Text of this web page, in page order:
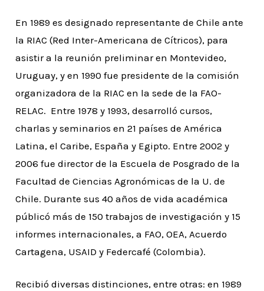
En 1989 es designado representante de Chile ante
la RIAC (Red Inter-Americana de Cítricos), para
asistir a la reunión preliminar en Montevideo,
Uruguay, y en 1990 fue presidente de la comisión
organizadora de la RIAC en la sede de la FAO-
RELAC. Entre 1978 y 1993, desarrolló cursos,
charlas y seminarios en 21 países de América
Latina, el Caribe, España y Egipto. Entre 2002 y
2006 fue director de la Escuela de Posgrado de la
Facultad de Ciencias Agronómicas de la U. de
Chile. Durante sus 40 años de vida académica
públicó más de 150 trabajos de investigación y 15
informes internacionales, a FAO, OEA, Acuerdo
Cartagena, USAID y Federcafé (Colombia).
Recibió diversas distinciones, entre otras: en 1989